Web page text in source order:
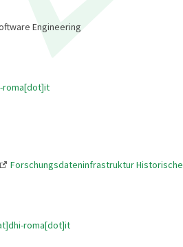
Engineering
roma[dot]it
Forschungsdateninfrastruktur Historische
roma[dot]it